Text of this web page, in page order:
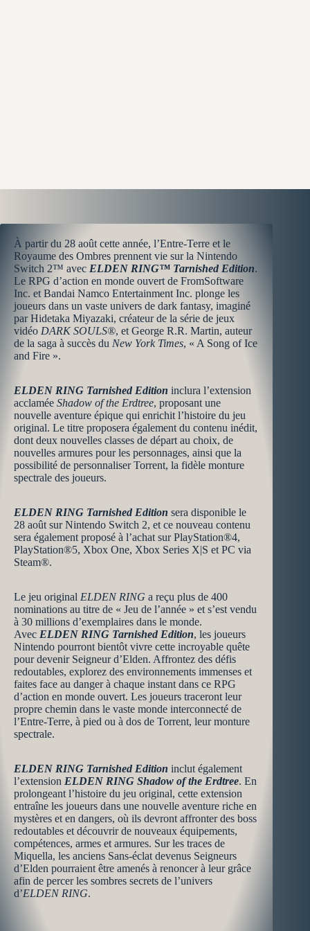
À partir du 28 août cette année, l’Entre-Terre et le
Royaume des Ombres prennent vie sur la Nintendo
Switch 2™ avec ELDEN RING™ Tarnished Edition.
Le RPG d’action en monde ouvert de FromSoftware
Inc. et Bandai Namco Entertainment Inc. plonge les
joueurs dans un vaste univers de dark fantasy, imaginé
par Hidetaka Miyazaki, créateur de la série de jeux
vidéo DARK SOULS®, et George R.R. Martin, auteur
de la saga à succès du New York Times, « A Song of Ice
and Fire ».
ELDEN RING Tarnished Edition inclura l’extension
acclamée Shadow of the Erdtree, proposant une
nouvelle aventure épique qui enrichit l’histoire du jeu
original. Le titre proposera également du contenu inédit,
dont deux nouvelles classes de départ au choix, de
nouvelles armures pour les personnages, ainsi que la
possibilité de personnaliser Torrent, la fidèle monture
spectrale des joueurs.
ELDEN RING Tarnished Edition sera disponible le
28 août sur Nintendo Switch 2, et ce nouveau contenu
sera également proposé à l’achat sur PlayStation®4,
PlayStation®5, Xbox One, Xbox Series X|S et PC via
Steam®.
Le jeu original ELDEN RING a reçu plus de 400
nominations au titre de « Jeu de l’année » et s’est vendu
à 30 millions d’exemplaires dans le monde.
Avec ELDEN RING Tarnished Edition, les joueurs
Nintendo pourront bientôt vivre cette incroyable quête
pour devenir Seigneur d’Elden. Affrontez des défis
redoutables, explorez des environnements immenses et
faites face au danger à chaque instant dans ce RPG
d’action en monde ouvert. Les joueurs traceront leur
propre chemin dans le vaste monde interconnecté de
l’Entre-Terre, à pied ou à dos de Torrent, leur monture
spectrale.
ELDEN RING Tarnished Edition inclut également
l’extension ELDEN RING Shadow of the Erdtree. En
prolongeant l’histoire du jeu original, cette extension
entraîne les joueurs dans une nouvelle aventure riche en
mystères et en dangers, où ils devront affronter des boss
redoutables et découvrir de nouveaux équipements,
compétences, armes et armures. Sur les traces de
Miquella, les anciens Sans-éclat devenus Seigneurs
d’Elden pourraient être amenés à renoncer à leur grâce
afin de percer les sombres secrets de l’univers
d’ELDEN RING.